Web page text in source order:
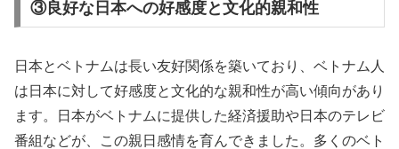
③良好な日本への好感度と文化的親和性
日本とベトナムは長い友好関係を築いており、ベトナム人
は日本に対して好感度と文化的な親和性が高い傾向があり
ます。日本がベトナムに提供した経済援助や日本のテレビ
番組などが、この親日感情を育んできました。多くのベト